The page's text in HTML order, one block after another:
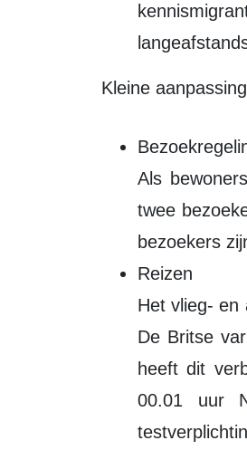
Kleine
Als
twee
bezoekers
Reizen
Het vlieg- en
De Britse
heeft dit
00.01 uur